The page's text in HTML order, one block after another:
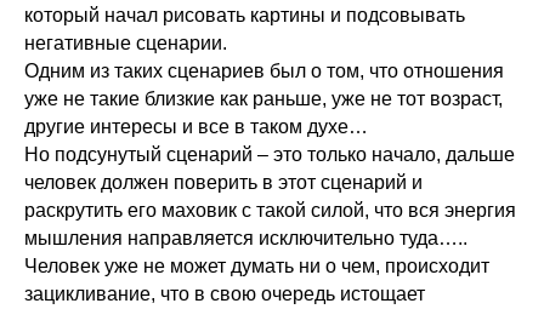
который начал рисовать картины и подсовывать
негативные сценарии.
Одним из таких сценариев был о том, что отношения
уже не такие близкие как раньше, уже не тот возраст,
другие интересы и все в таком духе…
Но подсунутый сценарий – это только начало, дальше
человек должен поверить в этот сценарий и
раскрутить его маховик с такой силой, что вся энергия
мышления направляется исключительно туда…..
Человек уже не может думать ни о чем, происходит
зацикливание, что в свою очередь истощает